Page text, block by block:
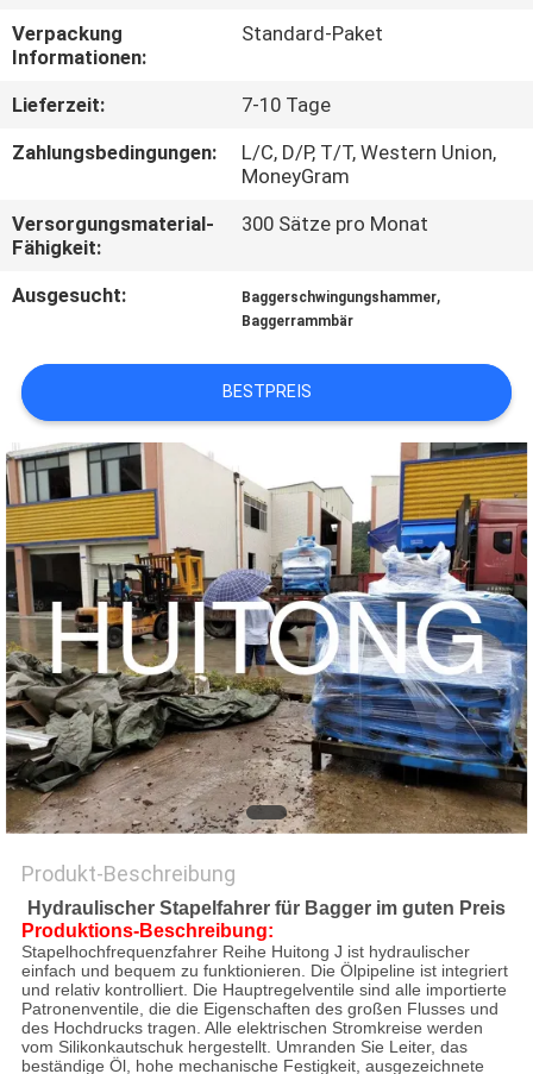
WERKSBESICHTIGUNG
QUALITÄTSKONTROLLE
BITTE UM
EIN
SEITENVERZEICHNIS
DATENSCHUTZ-
BESTIMMUNGEN
Verpackung
Informationen:
Standard-Paket
Lieferzeit:
7-10 Tage
Zahlungsbedingungen:
L/C, D/P, T/T, Western Union,
MoneyGram
Versorgungsmaterial-
Fähigkeit:
300 Sätze pro Monat
Ausgesucht: Baggerschwingungshammer,
Baggerrammbär
BESTPREIS
Produkt-Beschreibung
Hydraulischer Stapelfahrer für Bagger im guten Preis
Produktions-Beschreibung:
Stapelhochfrequenzfahrer Reihe Huitong J ist hydraulischer
einfach und bequem zu funktionieren. Die Ölpipeline ist integriert
und relativ kontrolliert. Die Hauptregelventile sind alle importierte
Patronenventile, die die Eigenschaften des großen Flusses und
des Hochdrucks tragen. Alle elektrischen Stromkreise werden
vom Silikonkautschuk hergestellt. Umranden Sie Leiter, das
beständige Öl, hohe mechanische Festigkeit, ausgezeichnete